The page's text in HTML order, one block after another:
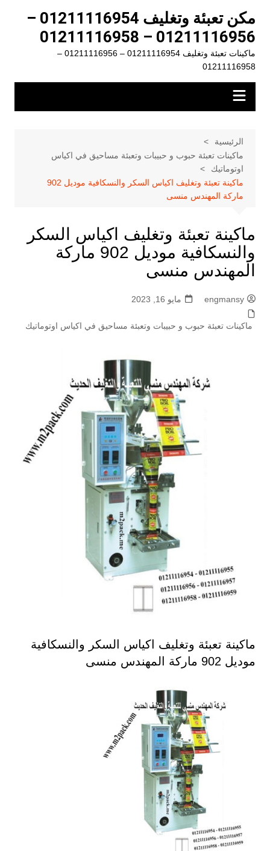
المحتوى
مكن تعبئة وتغليف 01211116954 –
01211116956 – 01211116958
ماكينات تعبئة وتغليف 01211116954 – 01211116956 –
01211116958
الرئيسية
ماكينات تعبئة حبوب و حبيبات وتعبئة مساحيق في اكياس
اوتوماتيك
ماكينة تعبئة وتغليف اكياس السكر والنسكافية موديل 902
ماركة المهندس منسى
ماكينة تعبئة وتغليف اكياس السكر
والنسكافية موديل 902 ماركة
المهندس منسى
engmansy مايو 16, 2023
ماكينات تعبئة حبوب و حبيبات وتعبئة مساحيق في اكياس اوتوماتيك
ماكينة تعبئة وتغليف اكياس السكر والنسكافية
موديل 902 ماركة المهندس منسى